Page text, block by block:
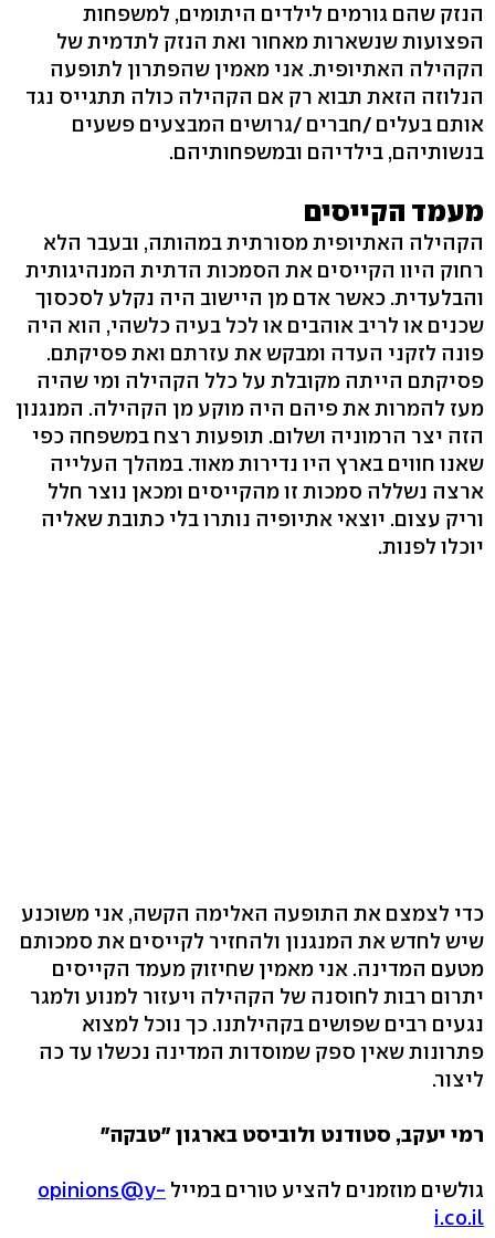
הנזק שהם גורמים לילדים היתומים, למשפחות
הפצועות שנשארות מאחור ואת הנזק לתדמית של
הקהילה האתיופית. אני מאמין שהפתרון לתופעה
הנלוזה הזאת תבוא רק אם הקהילה כולה תתגייס נגד
אותם בעלים /חברים /גרושים המבצעים פשעים
בנשותיהם, בילדיהם ובמשפחותיהם.
מעמד הקייסים
הקהילה האתיופית מסורתית במהותה, ובעבר הלא
רחוק היוו הקייסים את הסמכות הדתית המנהיגותית
והבלעדית. כאשר אדם מן היישוב היה נקלע לסכסוך
שכנים או לריב אוהבים או לכל בעיה כלשהי, הוא היה
פונה לזקני העדה ומבקש את עזרתם ואת פסיקתם.
פסיקתם הייתה מקובלת על כלל הקהילה ומי שהיה
מעז להמרות את פיהם היה מוקע מן הקהילה. המנגנון
הזה יצר הרמוניה ושלום. תופעות רצח במשפחה כפי
שאנו חווים בארץ היו נדירות מאוד. במהלך העלייה
ארצה נשללה סמכות זו מהקייסים ומכאן נוצר חלל
וריק עצום. יוצאי אתיופיה נותרו בלי כתובת שאליה
יוכלו לפנות.
כדי לצמצם את התופעה האלימה הקשה, אני משוכנע
שיש לחדש את המנגנון ולהחזיר לקייסים את סמכותם
מטעם המדינה. אני מאמין שחיזוק מעמד הקייסים
יתרום רבות לחוסנה של הקהילה ויעזור למנוע ולמגר
נגעים רבים שפושים בקהילתנו. כך נוכל למצוא
פתרונות שאין ספק שמוסדות המדינה נכשלו עד כה
ליצור.
רמי יעקב, סטודנט ולוביסט בארגון "טבקה"
גולשים מוזמנים להציע טורים במייל opinions@y-
i.co.il